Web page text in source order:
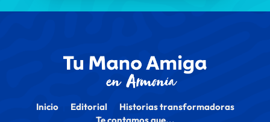
Inicio Editorial
Historias transformadoras